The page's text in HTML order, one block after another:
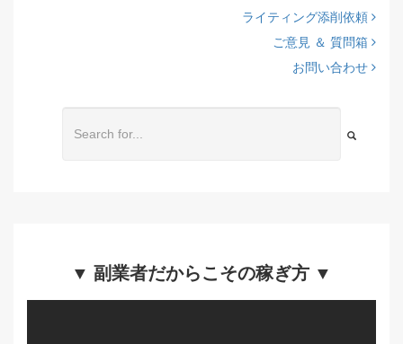
ライティング添削依頼
ご意見 ＆ 質問箱
お問い合わせ
▼ 副業者だからこその稼ぎ方 ▼